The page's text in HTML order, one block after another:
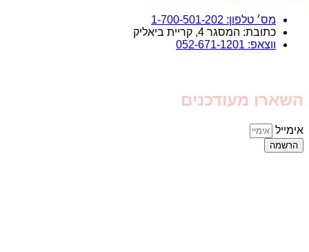
מס׳ טלפון: 1-700-501-202
כתובת: המסגר 4, קריית ביאליק
ווצאפ: 052-671-1201
השארו מעודכנים
אימייל
הרשמה